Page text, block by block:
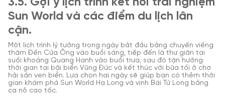
Sun World và các điểm du lịch lân
cận.
Một lịch trình lý tưởng trong ngày bắt đầu bằng chuyến viếng
thăm Đền Cửa Ông vào buổi sáng, tiếp đến là thư giãn tại
suối khoáng Quang Hanh vào buổi trưa, sau đó tận hưởng
thời gian tại bãi biển Vũng Đức và kết thúc với bữa tối ở chợ
hải sản ven biển. Lựa chọn hai ngày sẽ giúp bạn có thêm thời
gian khám phá Sun World Hạ Long và vịnh Bái Tử Long bằng
ca nô cao tốc.